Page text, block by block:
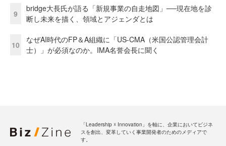
9
bridge大長氏が語る「新規事業の自走地図」──現在地を診
断し未来を描く、領域とアジェンダとは
10
なぜAI時代のFP＆A組織に「US-CMA（米国公認管理会計
士）」が必須なのか。IMA名誉会長に聞く
「Leadership ☓ Innovation」を軸に、企業においてビジネ
スを創出、変革していく事業開発者のためのメディアで
す。